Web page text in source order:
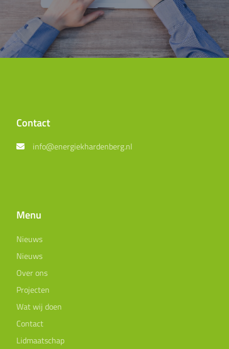
Contact
info@energiekhardenberg.nl
Menu
Nieuws
Nieuws
Over ons
Projecten
Wat wij doen
Contact
Lidmaatschap